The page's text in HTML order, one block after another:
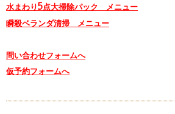
水まわり5点大掃除パック メニュー
瞬殺ベランダ清掃 メニュー
問い合わせフォームへ
仮予約フォームへ